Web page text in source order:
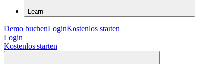
Learn
Demo buchenLoginKostenlos starten
Login
Kostenlos starten